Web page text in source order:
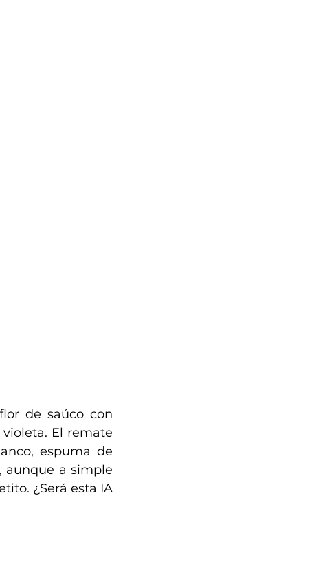
de saúco con
El remate
espuma de
aunque a simple
¿Será esta IA